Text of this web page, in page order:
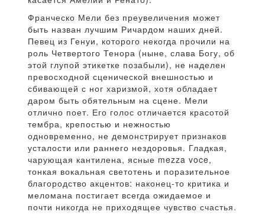
Франческо Мели без преувеличения может
быть назван лучшим Ричардом наших дней.
Певец из Генуи, которого некогда прочили на
роль Четвертого Тенора (ныне, слава Богу, об
этой глупой этикетке позабыли), не наделен
превосходной сценической внешностью и
сбивающей с ног харизмой, хотя обладает
даром быть обятельным на сцене. Мели
отлично поет. Его голос отличается красотой
тембра, крепостью и нежностью
одновременно, не демонстрирует признаков
усталости или раннего нездоровья. Гладкая,
чарующая кантилена, ясные mezza voce,
тонкая вокальная светотень и поразительное
благородство акцентов: наконец-то критика и
меломана постигает всегда ожидаемое и
почти никогда не приходящее чувство счастья.